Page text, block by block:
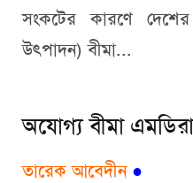
সংকটের কারণে
উৎপাদন) বীমা...
অযোগ্য বীমা
তারেক আবেদীন ●